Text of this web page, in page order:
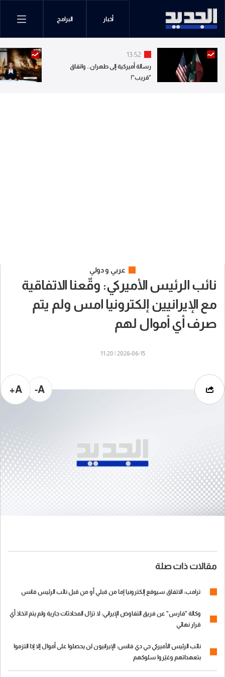
أخبار البرامج
13:52
رسالة أميركية إلى طهران.. واتفاق
"قريب"!
عربي و دولي
نائب الرئيس الأميركي: وقّعنا الاتفاقية
مع الإيرانيين إلكترونيا امس ولم يتم
صرف أي أموال لهم
2026-06-15 | 11:20
A-
A+
مقالات ذات صلة
ترامب: الاتفاق سيوقع إلكترونيا إما من قبلي أو من قبل نائب الرئيس فانس
وكالة "فارس" عن فريق التفاوض الإيراني: لا تزال المحادثات جارية ولم يتم اتخاذ أي
قرار نهائي
نائب الرئيس الأميركي جي دي فانس: الإيرانيون لن يحصلوا على أموال إلا إذا التزموا
بتعهداتهم وغيّروا سلوكهم